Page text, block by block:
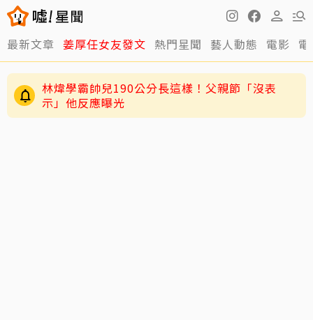
最新文章 姜厚任女友發文 熱門星聞 藝人動態 電影
林煒學霸帥兒190公分長這樣！父親節「沒表
示」他反應曝光